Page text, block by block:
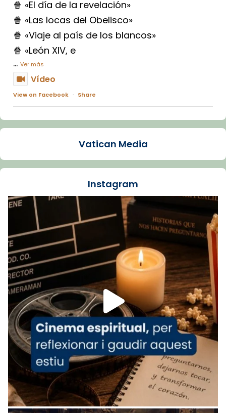
🍿 «El día de la revelación»
🍿 «Las locas del Obelisco»
🍿 «Viaje al país de los blancos»
🍿 «León XIV, e
... Ver más
Vídeo
View on Facebook · Share
Arquebisbat de Barcelona
La Carmina va patir depressió. Fa gairebé
dos mesos, a l'Estadi Lluís Companys, la
Recupera l'entrevista comp
Vatican
tican News 👇
www.vaticannews.va/es/iglesia/news/2026-
07/carmina-historia-depresion-papa-viaje-
espana-testimoni...
Foto
View on Facebook · Share
Arquebisbat de Barcelona
2 weeks ago
«Avui les santes Juliana i Semproniana ens
ajuden a alçar la mirada»
Mons. Sergi Gordo, bisbe de Tortosa, ha
presidit aquest 27 de juliol la missa de Les
Santes de Mataró.
Vatican Media
Instagram